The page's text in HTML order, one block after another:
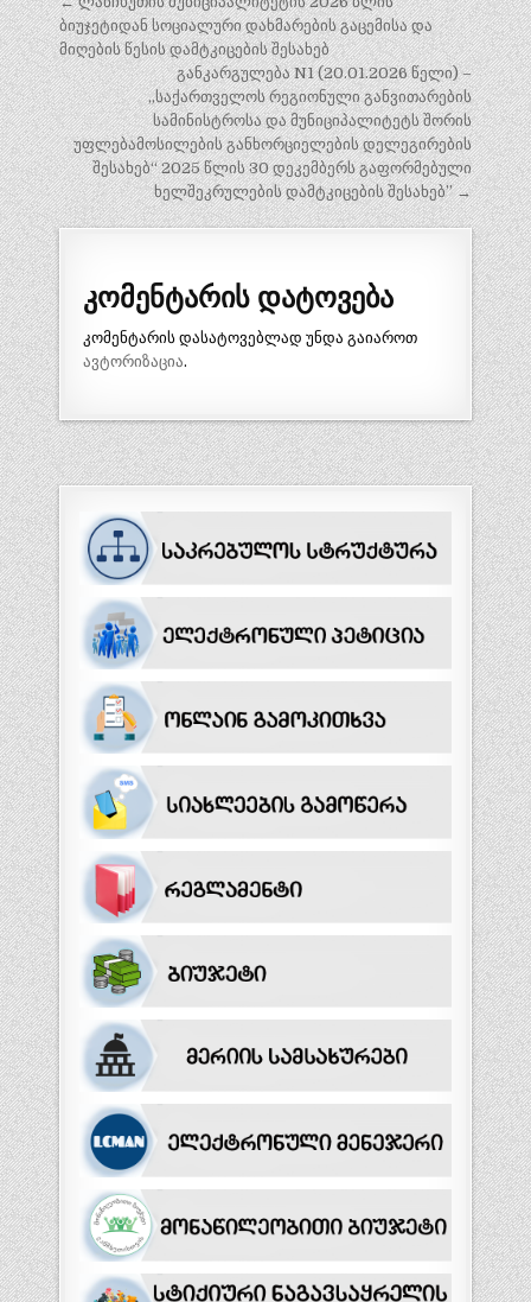
ნავიგაცია
ბიუჯეტიდან სოციალური დახმარების გაცემისა და
მიღების წესის დამტკიცების შესახებ
განკარგულება N1 (20.01.2026 წელი) –
„საქართველოს რეგიონული განვითარების
სამინისტროსა და მუნიციპალიტეტს შორის
უფლებამოსილების განხორციელების დელეგირების
შესახებ“ 2025 წლის 30 დეკემბერს გაფორმებული
ხელშეკრულების დამტკიცების შესახებ” →
კომენტარის დატოვება
კომენტარის დასატოვებლად უნდა გაიაროთ
ავტორიზაცია.